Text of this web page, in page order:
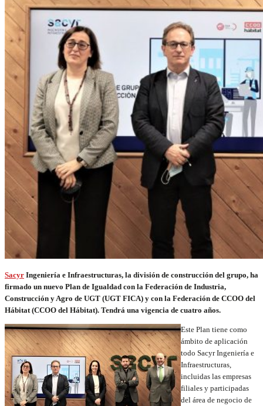
Sacyr Ingeniería e Infraestructuras, la división de construcción del grupo, ha
firmado un nuevo Plan de Igualdad con la Federación de Industria,
Construcción y Agro de UGT (UGT FICA) y con la Federación de CCOO del
Hábitat (CCOO del Hábitat). Tendrá una vigencia de cuatro años.
Este Plan tiene como
ámbito de aplicación
todo Sacyr Ingeniería e
Infraestructuras,
incluidas las empresas
filiales y participadas
del área de negocio de